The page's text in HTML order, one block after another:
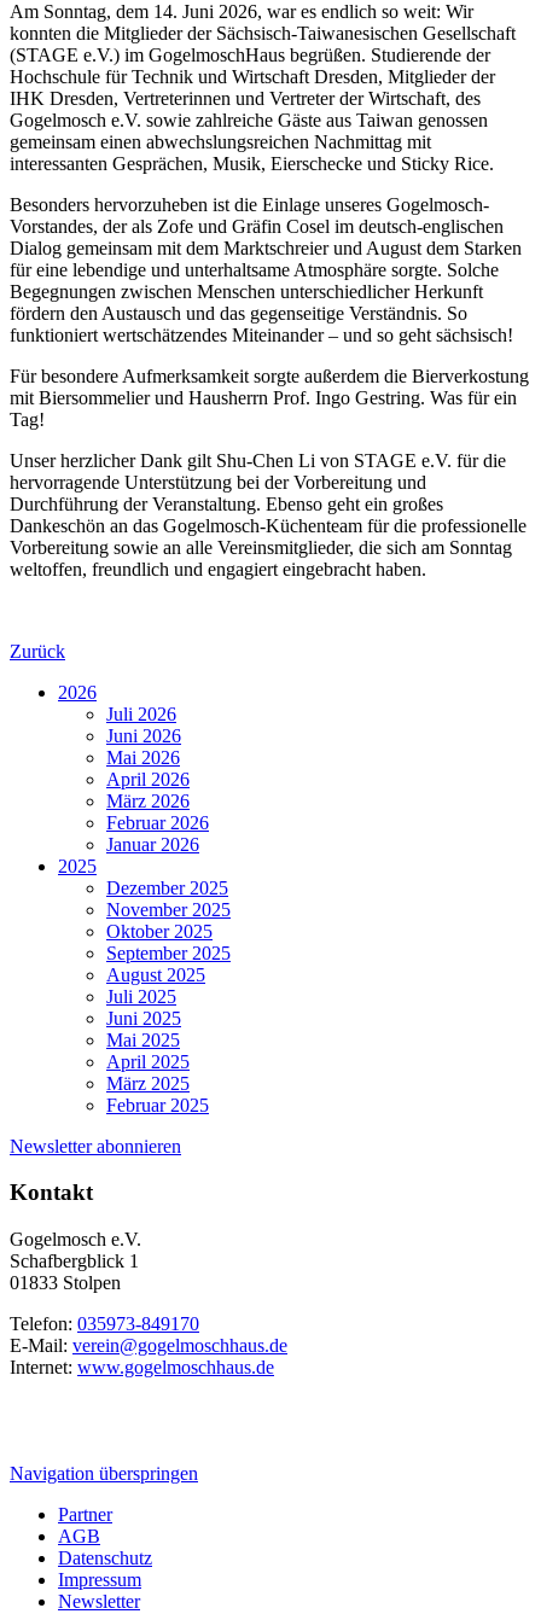
Am Sonntag, dem 14. Juni 2026, war es endlich so weit: Wir
konnten die Mitglieder der Sächsisch-Taiwanesischen Gesellschaft
(STAGE e.V.) im GogelmoschHaus begrüßen. Studierende der
Hochschule für Technik und Wirtschaft Dresden, Mitglieder der
IHK Dresden, Vertreterinnen und Vertreter der Wirtschaft, des
Gogelmosch e.V. sowie zahlreiche Gäste aus Taiwan genossen
gemeinsam einen abwechslungsreichen Nachmittag mit
interessanten Gesprächen, Musik, Eierschecke und Sticky Rice.
Besonders hervorzuheben ist die Einlage unseres Gogelmosch-
Vorstandes, der als Zofe und Gräfin Cosel im deutsch-englischen
Dialog gemeinsam mit dem Marktschreier und August dem Starken
für eine lebendige und unterhaltsame Atmosphäre sorgte. Solche
Begegnungen zwischen Menschen unterschiedlicher Herkunft
fördern den Austausch und das gegenseitige Verständnis. So
funktioniert wertschätzendes Miteinander – und so geht sächsisch!
Für besondere Aufmerksamkeit sorgte außerdem die Bierverkostung
mit Biersommelier und Hausherrn Prof. Ingo Gestring. Was für ein
Tag!
Unser herzlicher Dank gilt Shu-Chen Li von STAGE e.V. für die
hervorragende Unterstützung bei der Vorbereitung und
Durchführung der Veranstaltung. Ebenso geht ein großes
Dankeschön an das Gogelmosch-Küchenteam für die professionelle
Vorbereitung sowie an alle Vereinsmitglieder, die sich am Sonntag
weltoffen, freundlich und engagiert eingebracht haben.
Zurück
2026
Juli 2026
Juni 2026
Mai 2026
April 2026
März 2026
Februar 2026
Januar 2026
2025
Dezember 2025
November 2025
Oktober 2025
September 2025
August 2025
Juli 2025
Juni 2025
Mai 2025
April 2025
März 2025
Februar 2025
Newsletter abonnieren
Kontakt
Gogelmosch e.V.
Schafbergblick 1
01833 Stolpen
Telefon: 035973-849170
E-Mail: verein@gogelmoschhaus.de
Internet: www.gogelmoschhaus.de
Navigation überspringen
Partner
AGB
Datenschutz
Impressum
Newsletter